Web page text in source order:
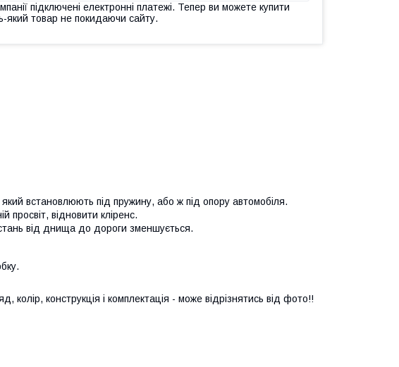
підключені електронні платежі. Тепер ви можете купити
який товар не покидаючи сайту.
встановлюють під пружину, або ж під опору автомобіля.
відновити кліренс.
від днища до дороги зменшується.
конструкція і комплектація - може відрізнятись від фото!!